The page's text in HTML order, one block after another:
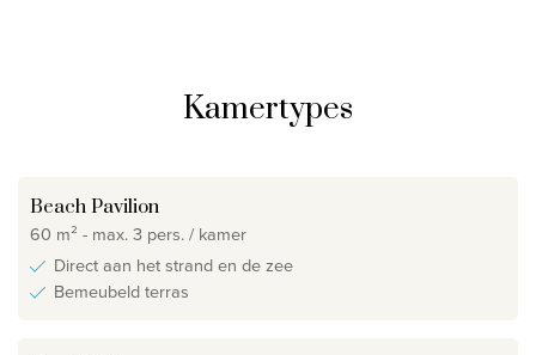
Kamertypes
Beach Pavilion
60 m² - max. 3 pers. / kamer
Direct aan het strand en de zee
Bemeubeld terras